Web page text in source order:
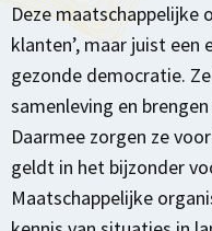
Deze maatschappelijke
klanten’, maar juist een
gezonde democratie.
samenleving en
Daarmee zorgen ze
geldt in het bijzonder
Maatschappelijke